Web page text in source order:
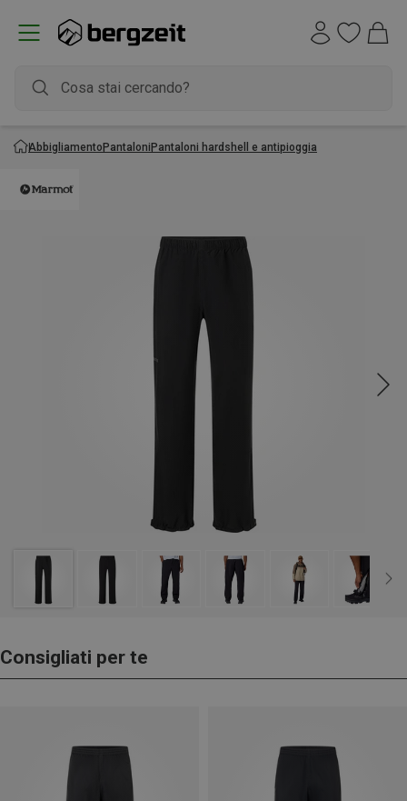
AbbigliamentoPantaloniPantaloni hardshell e antipioggia
Consigliati per te